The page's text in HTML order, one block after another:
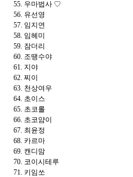
55. 우마법사 ♡
56. 유선영
57. 임지연
58. 임헤미
59. 잠더리
60. 조땡수야
61. 지야
62. 찌이
63. 천상여우
64. 초이스
65. 초코롤
66. 초코얌이
67. 최윤정
68. 카르마
69. 캔디맘
70. 코이시테루
71. 키임쏘